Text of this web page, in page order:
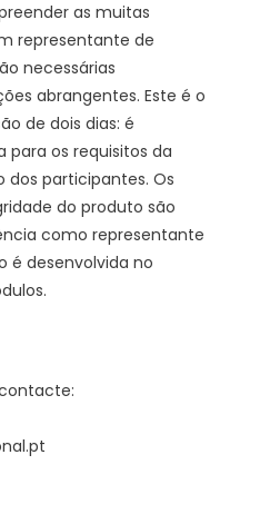
as muitas
representante de
necessárias
abrangentes. Este é o
de dois dias: é
os requisitos da
dos participantes. Os
do produto são
como representante
é desenvolvida no